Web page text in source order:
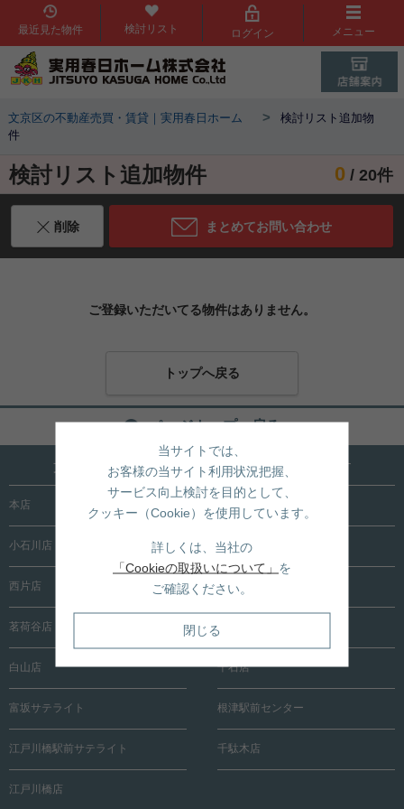
最近見た物件 検討リスト ログイン メニュー
文京区の不動産売買・賃貸｜実用春日ホーム >
検討リスト追加物
件
検討リスト追加物件 0 / 20件
削除 まとめてお問い合わせ
ご登録いただいてる物件はありません。
トップへ戻る
ページトップへ戻る
文京区内に15店舗！売買も賃貸も全店で承ります
本店 根津店
小石川店 春日町店
西片店 後楽園店
茗荷谷店
白山店 千石店
富坂サテライト 根津駅前センター
江戸川橋駅前サテライト 千駄木店
江戸川橋店
当サイトでは、
お客様の当サイト利用状況把握、
サービス向上検討を目的として、
クッキー（Cookie）を使用しています。
詳しくは、当社の
「Cookieの取扱いについて」 を
ご確認ください。
閉じる